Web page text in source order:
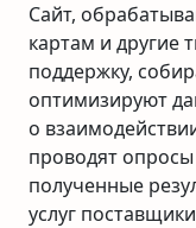
Сайт,
картам и другие
поддержку,
оптимизируют
о
проводят
полученные
услуг